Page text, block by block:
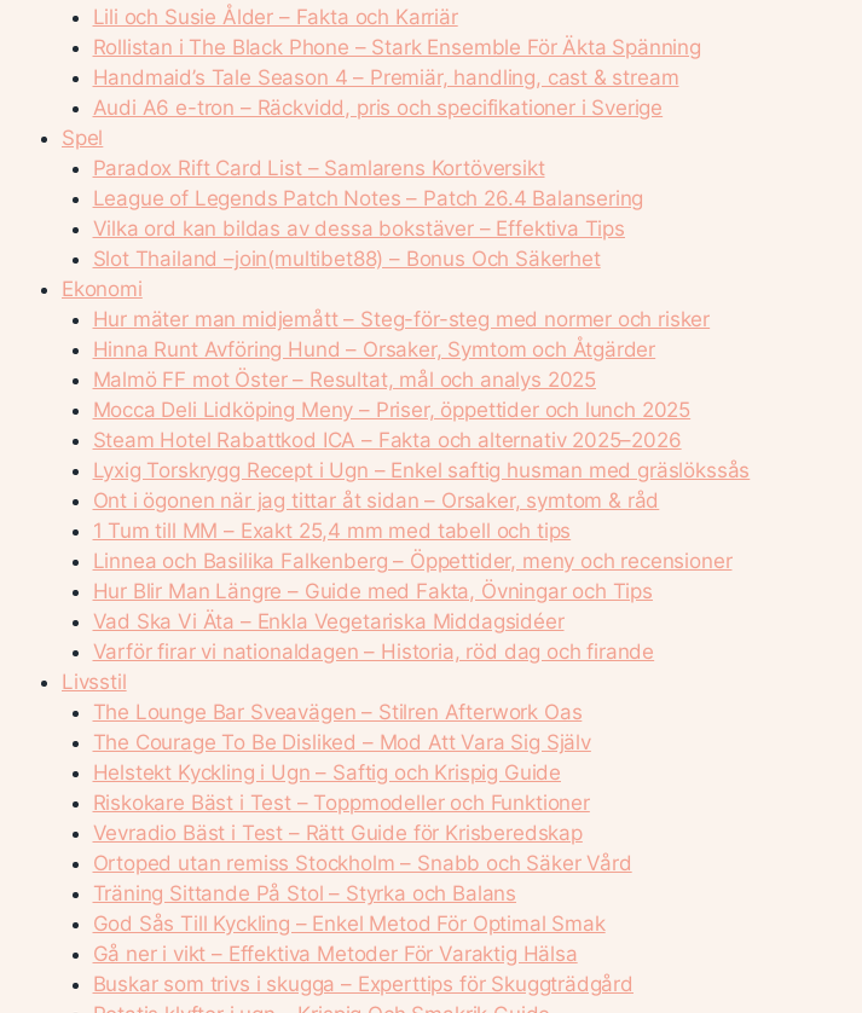
Lili och Susie Ålder – Fakta och Karriär
Rollistan i The Black Phone – Stark Ensemble För Äkta Spänning
Handmaid’s Tale Season 4 – Premiär, handling, cast & stream
Audi A6 e-tron – Räckvidd, pris och specifikationer i Sverige
Spel
Paradox Rift Card List – Samlarens Kortöversikt
League of Legends Patch Notes – Patch 26.4 Balansering
Vilka ord kan bildas av dessa bokstäver – Effektiva Tips
Slot Thailand –join(multibet88) – Bonus Och Säkerhet
Ekonomi
Hur mäter man midjemått – Steg-för-steg med normer och risker
Hinna Runt Avföring Hund – Orsaker, Symtom och Åtgärder
Malmö FF mot Öster – Resultat, mål och analys 2025
Mocca Deli Lidköping Meny – Priser, öppettider och lunch 2025
Steam Hotel Rabattkod ICA – Fakta och alternativ 2025–2026
Lyxig Torskrygg Recept i Ugn – Enkel saftig husman med gräslökssås
Ont i ögonen när jag tittar åt sidan – Orsaker, symtom & råd
1 Tum till MM – Exakt 25,4 mm med tabell och tips
Linnea och Basilika Falkenberg – Öppettider, meny och recensioner
Hur Blir Man Längre – Guide med Fakta, Övningar och Tips
Vad Ska Vi Äta – Enkla Vegetariska Middagsidéer
Varför firar vi nationaldagen – Historia, röd dag och firande
Livsstil
The Lounge Bar Sveavägen – Stilren Afterwork Oas
The Courage To Be Disliked – Mod Att Vara Sig Själv
Helstekt Kyckling i Ugn – Saftig och Krispig Guide
Riskokare Bäst i Test – Toppmodeller och Funktioner
Vevradio Bäst i Test – Rätt Guide för Krisberedskap
Ortoped utan remiss Stockholm – Snabb och Säker Vård
Träning Sittande På Stol – Styrka och Balans
God Sås Till Kyckling – Enkel Metod För Optimal Smak
Gå ner i vikt – Effektiva Metoder För Varaktig Hälsa
Buskar som trivs i skugga – Experttips för Skuggträdgård